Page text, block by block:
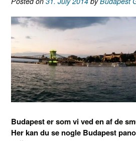
Budapest er som vi ved en af de
Her kan du se nogle Budapest